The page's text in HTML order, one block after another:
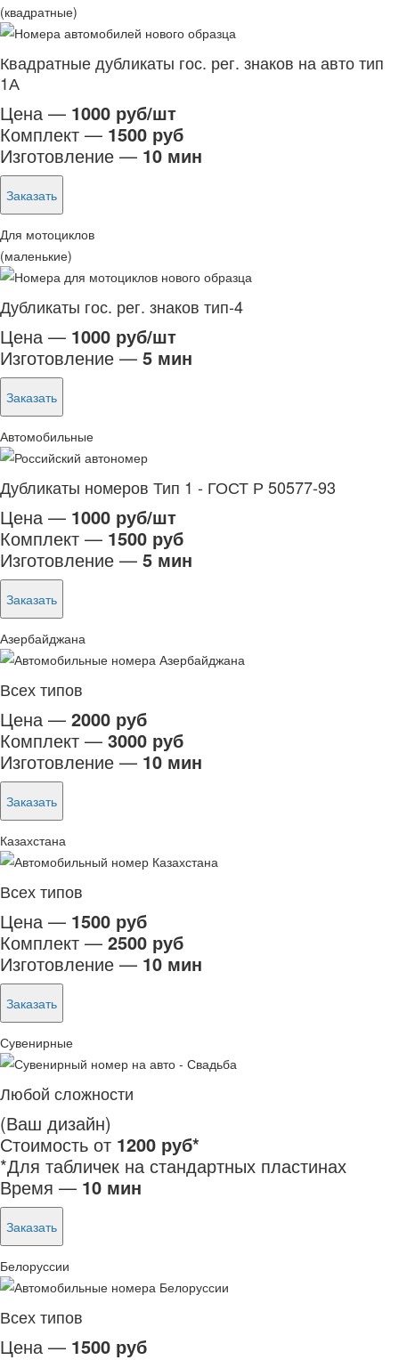
(квадратные)
Квадратные дубликаты гос. рег. знаков на авто тип
1А
Цена — 1000 руб/шт
Комплект — 1500 руб
Изготовление — 10 мин
Заказать
Для мотоциклов
(маленькие)
Дубликаты гос. рег. знаков тип-4
Цена — 1000 руб/шт
Изготовление — 5 мин
Заказать
Автомобильные
Дубликаты номеров Тип 1 - ГОСТ Р 50577-93
Цена — 1000 руб/шт
Комплект — 1500 руб
Изготовление — 5 мин
Заказать
Азербайджана
Всех типов
Цена — 2000 руб
Комплект — 3000 руб
Изготовление — 10 мин
Заказать
Казахстана
Всех типов
Цена — 1500 руб
Комплект — 2500 руб
Изготовление — 10 мин
Заказать
Сувенирные
Любой сложности
(Ваш дизайн)
Стоимость от 1200 руб*
*Для табличек на стандартных пластинах
Время — 10 мин
Заказать
Белоруссии
Всех типов
Цена — 1500 руб